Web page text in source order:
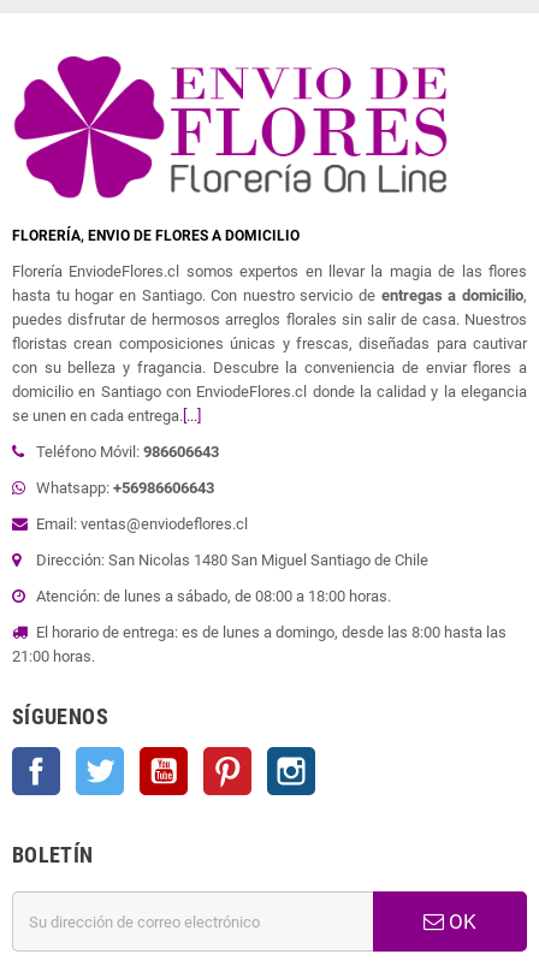
FLORERÍA, ENVIO DE FLORES A DOMICILIO
Florería EnviodeFlores.cl somos expertos en llevar la magia de las flores
hasta tu hogar en Santiago. Con nuestro servicio de entregas a domicilio,
puedes disfrutar de hermosos arreglos florales sin salir de casa. Nuestros
floristas crean composiciones únicas y frescas, diseñadas para cautivar
con su belleza y fragancia. Descubre la conveniencia de enviar flores a
domicilio en Santiago con EnviodeFlores.cl donde la calidad y la elegancia
se unen en cada entrega. [...]
Teléfono Móvil: 986606643
Whatsapp: +56986606643
Email: ventas@enviodeflores.cl
Dirección: San Nicolas 1480 San Miguel Santiago de Chile
Atención: de lunes a sábado, de 08:00 a 18:00 horas.
El horario de entrega: es de lunes a domingo, desde las 8:00 hasta las
21:00 horas.
SÍGUENOS
Facebook Twitter YouTube Pinterest
BOLETÍN
OK